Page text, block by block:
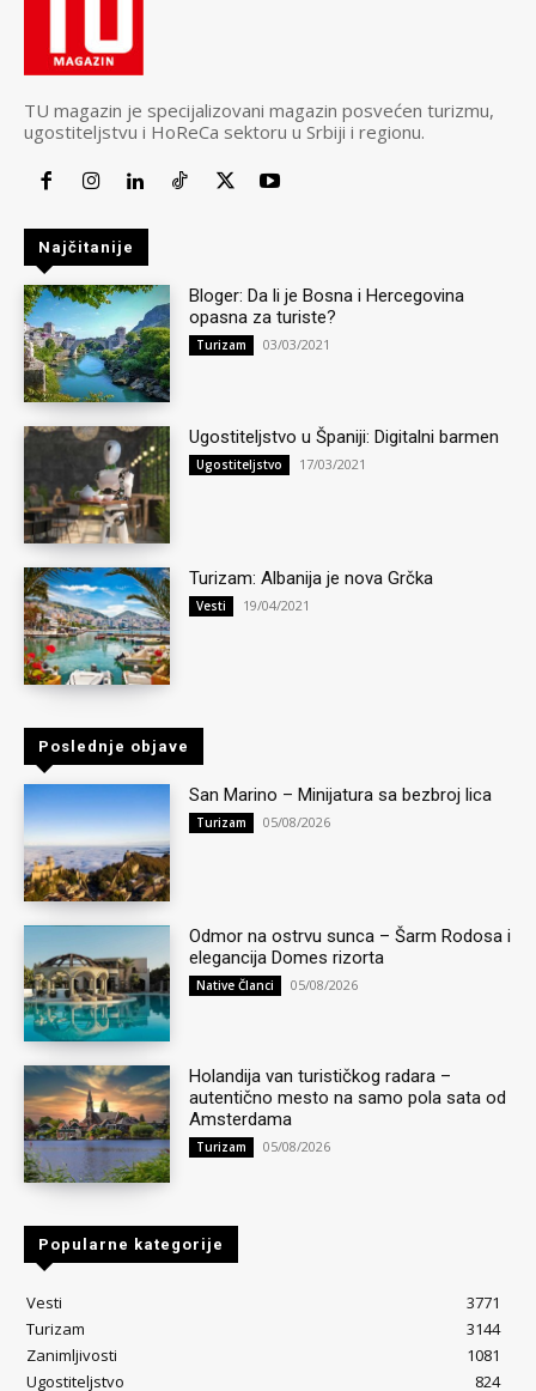
TU magazin je specijalizovani magazin posvećen turizmu,
ugostiteljstvu i HoReCa sektoru u Srbiji i regionu.
Najčitanije
Bloger: Da li je Bosna i Hercegovina
opasna za turiste?
Turizam 03/03/2021
Ugostiteljstvo u Španiji: Digitalni barmen
Ugostiteljstvo 17/03/2021
Turizam: Albanija je nova Grčka
Vesti 19/04/2021
Poslednje objave
San Marino – Minijatura sa bezbroj lica
Turizam 05/08/2026
Odmor na ostrvu sunca – Šarm Rodosa i
elegancija Domes rizorta
Native Članci 05/08/2026
Holandija van turističkog radara –
autentično mesto na samo pola sata od
Amsterdama
Turizam 05/08/2026
Popularne kategorije
Vesti
3771
Turizam
3144
Zanimljivosti
1081
Ugostiteljstvo
824